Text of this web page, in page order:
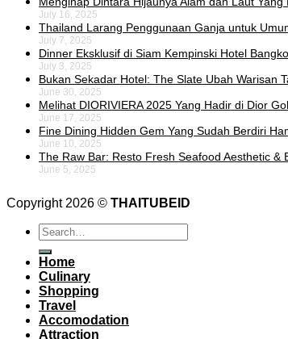
July 16, 2025
Thailand Larang Penggunaan Ganja untuk
July 7, 2025
Dinner Eksklusif di Siam Kempinski Hotel
July 3, 2025
Bukan Sekadar Hotel: The Slate Ubah Warisan
June 30, 2025
Melihat DIORIVIERA 2025 Yang Hadir di Dior
June 17, 2025
Fine Dining Hidden Gem Yang Sudah Berdiri
June 10, 2025
The Raw Bar: Resto Fresh Seafood Aesthetic &
June 5, 2025
Copyright 2026 © THAITUBEID
Home
Culinary
Shopping
Travel
Accomodation
Attraction